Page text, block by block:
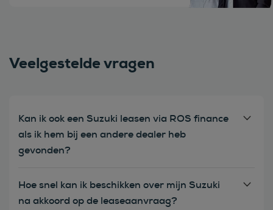
Veelgestelde vragen
Kan ik ook een Suzuki leasen via ROS finance
als ik hem bij een andere dealer heb
gevonden?
Hoe snel kan ik beschikken over mijn Suzuki
na akkoord op de leaseaanvraag?